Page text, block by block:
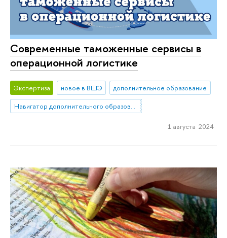
Современные таможенные сервисы в
операционной логистике
Экспертиза новое в ВШЭ
дополнительное образование
Навигатор дополнительного образования: маркетплейс ДПО
1 августа 2024